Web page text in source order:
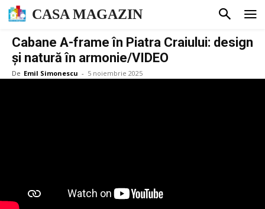
CASA MAGAZIN
Cabane A-frame în Piatra Craiului: design
și natură în armonie/VIDEO
De Emil Simonescu - 5 noiembrie 2025